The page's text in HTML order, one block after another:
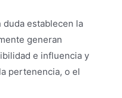
establecen la
generan
e influencia y
pertenencia, o el